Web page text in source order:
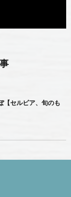
【セルビア、旬のも